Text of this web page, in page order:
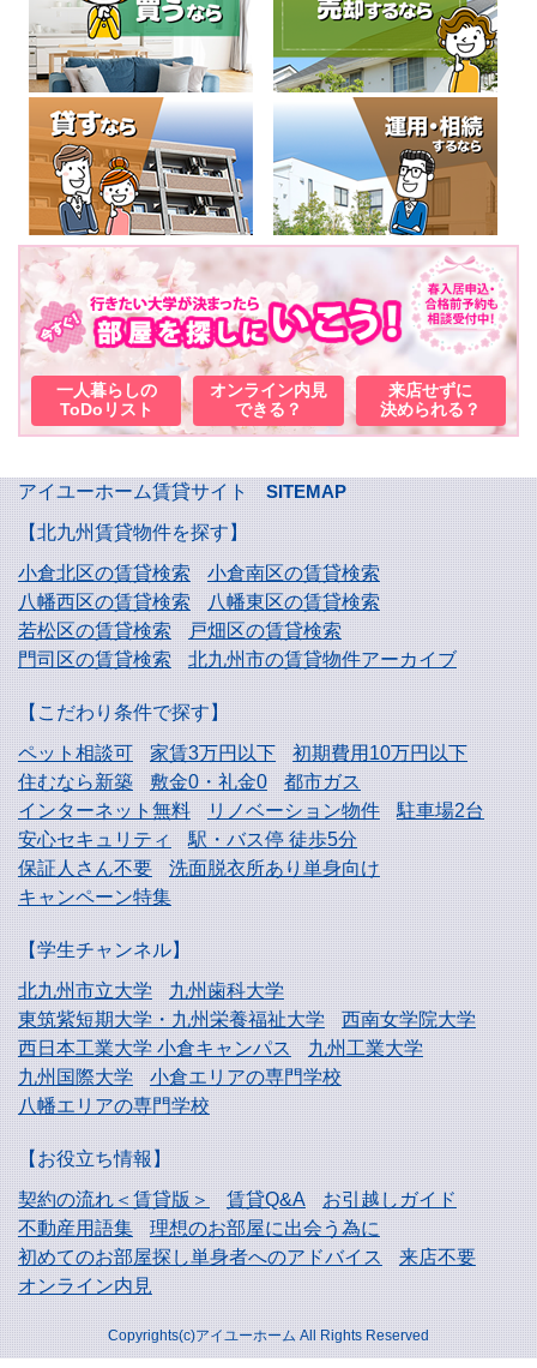
一人暮らしの
ToDoリスト
オンライン内見
できる？
来店せずに
決められる？
アイユーホーム賃貸サイト
SITEMAP
【北九州賃貸物件を探す】
小倉北区の賃貸検索
小倉南区の賃貸検索
八幡西区の賃貸検索
八幡東区の賃貸検索
若松区の賃貸検索
戸畑区の賃貸検索
門司区の賃貸検索
北九州市の賃貸物件アーカイブ
【こだわり条件で探す】
ペット相談可
家賃3万円以下
初期費用10万円以下
住むなら新築
敷金0・礼金0
都市ガス
インターネット無料
リノベーション物件
駐車場2台
安心セキュリティ
駅・バス停 徒歩5分
保証人さん不要
洗面脱衣所あり単身向け
キャンペーン特集
【学生チャンネル】
北九州市立大学
九州歯科大学
東筑紫短期大学・九州栄養福祉大学
西南女学院大学
西日本工業大学小倉キャンパス
九州工業大学
九州国際大学
小倉エリアの専門学校
八幡エリアの専門学校
【お役立ち情報】
契約の流れ＜賃貸版＞
賃貸Q&A
お引越しガイド
不動産用語集
理想のお部屋に出会う為に
初めてのお部屋探し単身者へのアドバイス
来店不要
オンライン内見
Copyrights(c)アイユーホーム All Rights Reserved